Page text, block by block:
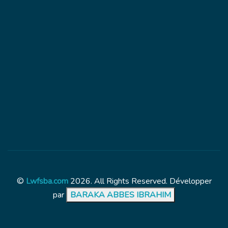
© Lwfsba.com 2026. All Rights Reserved. Développer
par BARAKA ABBES IBRAHIM